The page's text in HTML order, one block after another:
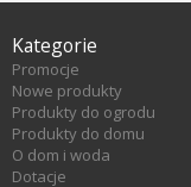
Kategorie
Promocje
Nowe produkty
Produkty do ogrodu
Produkty do domu
O dom i woda
Dotacje